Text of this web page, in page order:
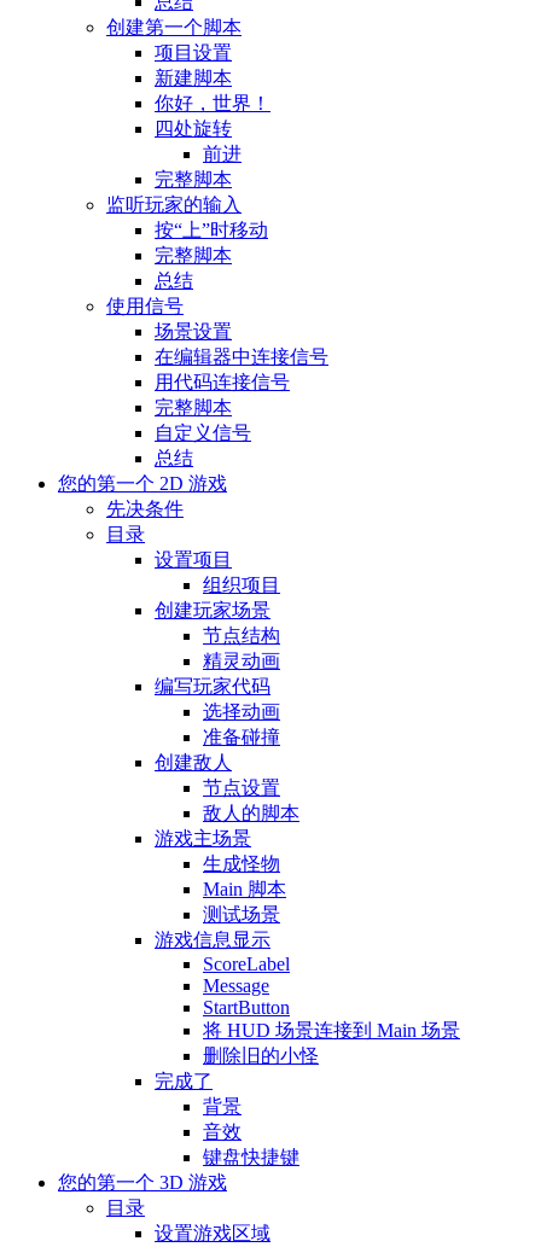
创建第一个脚本
项目设置
新建脚本
你好，世界！
四处旋转
前进
完整脚本
监听玩家的输入
按“上”时移动
完整脚本
总结
使用信号
场景设置
在编辑器中连接信号
用代码连接信号
完整脚本
自定义信号
总结
您的第一个 2D 游戏
先决条件
目录
设置项目
组织项目
创建玩家场景
节点结构
精灵动画
编写玩家代码
选择动画
准备碰撞
创建敌人
节点设置
敌人的脚本
游戏主场景
生成怪物
Main 脚本
测试场景
游戏信息显示
ScoreLabel
Message
StartButton
将 HUD 场景连接到 Main 场景
删除旧的小怪
完成了
背景
音效
键盘快捷键
您的第一个 3D 游戏
目录
设置游戏区域